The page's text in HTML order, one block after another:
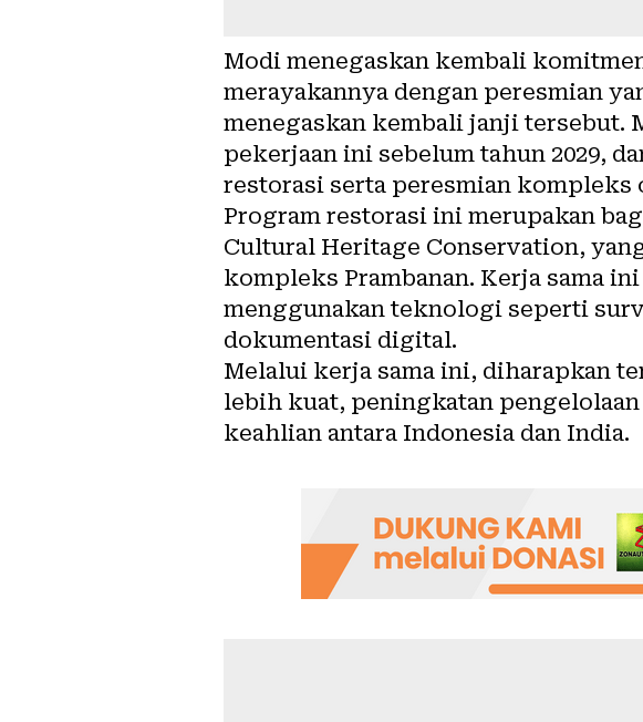
Modi menegaskan kembali
merayakannya dengan peresmian
menegaskan kembali janji tersebut.
pekerjaan ini sebelum tahun 2029,
restorasi serta peresmian kompleks
Program restorasi ini merupakan
Cultural Heritage Conservation,
kompleks Prambanan. Kerja sama
menggunakan teknologi seperti
dokumentasi digital.
Melalui kerja sama ini, diharapkan
lebih kuat, peningkatan
keahlian antara Indonesia dan India.